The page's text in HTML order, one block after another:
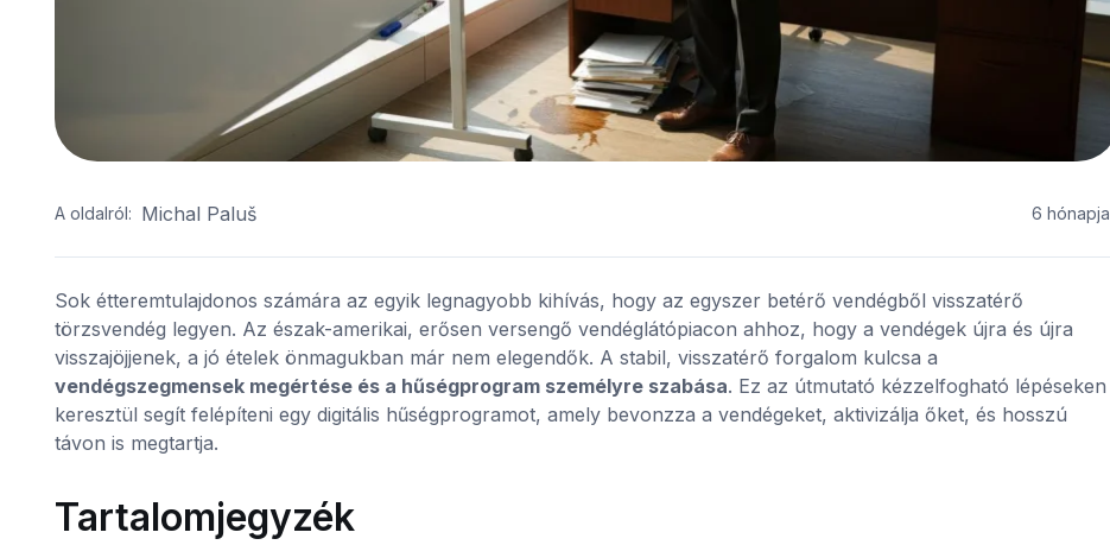
A oldalról: Michal Paluš 6 hónapja
Sok étteremtulajdonos számára az egyik legnagyobb kihívás, hogy az egyszer betérő vendégből visszatérő
törzsvendég legyen. Az észak-amerikai, erősen versengő vendéglátópiacon ahhoz, hogy a vendégek újra és újra
visszajöjjenek, a jó ételek önmagukban már nem elegendők. A stabil, visszatérő forgalom kulcsa a
vendégszegmensek megértése és a hűségprogram személyre szabása. Ez az útmutató kézzelfogható lépéseken
keresztül segít felépíteni egy digitális hűségprogramot, amely bevonzza a vendégeket, aktivizálja őket, és hosszú
távon is megtartja.
Tartalomjegyzék